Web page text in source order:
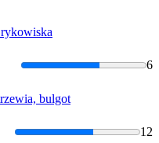
rykowiska
6
bulgot
12